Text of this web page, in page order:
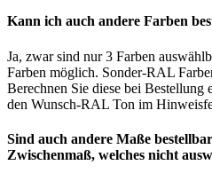
Kann ich auch andere Farben
Ja, zwar sind nur 3 Farben
Farben möglich. Sonder-RAL
Berechnen Sie diese bei Bestellung
den Wunsch-RAL Ton im
Sind auch andere Maße
Zwischenmaß, welches nicht